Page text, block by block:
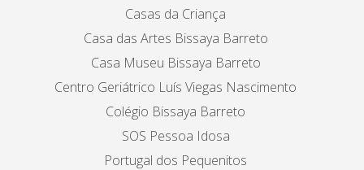
Casas da Criança
Casa das Artes Bissaya Barreto
Casa Museu Bissaya Barreto
Centro Geriátrico Luís Viegas Nascimento
Colégio Bissaya Barreto
SOS Pessoa Idosa
Portugal dos Pequenitos